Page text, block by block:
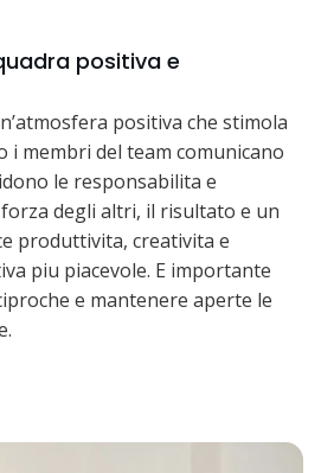
positiva e
positiva che stimola
i membri del team comunicano
le responsabilita e
degli altri, il risultato e un
produttivita, creativita e
piu piacevole. E importante
e mantenere aperte le